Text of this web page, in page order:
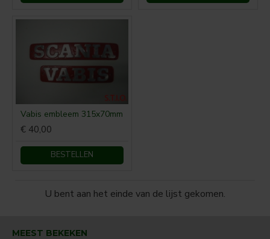
Vabis embleem 315x70mm
€ 40,00
BESTELLEN
U bent aan het einde van de lijst gekomen.
MEEST BEKEKEN